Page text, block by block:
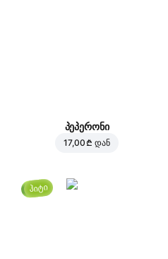
პეპერონი
17,00 ₾ დან
ჰიტი